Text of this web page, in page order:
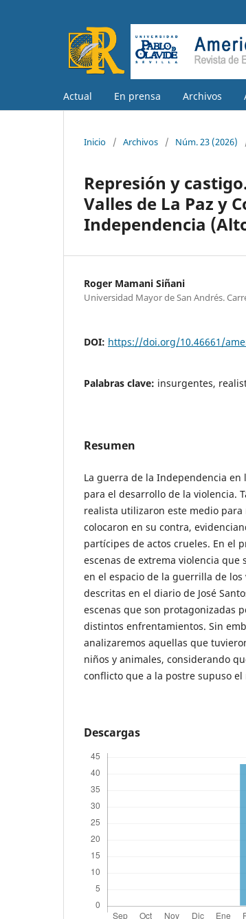
Actual En prensa Archivos
Inicio / Archivos / Núm. 23 (2026)
Represión y
Valles de La Paz y
Independencia
Roger Mamani Siñani
Universidad Mayor de San Andrés.
DOI: https://doi.org/10.46661/
Palabras clave: insurgentes,
Resumen
La guerra de la Independencia en
para el desarrollo de la violencia.
realista utilizaron este medio
colocaron en su contra,
partícipes de actos crueles. En el
escenas de extrema violencia
en el espacio de la guerrilla de los
descritas en el diario de José
escenas que son protagonizadas
distintos enfrentamientos. Sin
analizaremos aquellas que
niños y animales, considerando
conflicto que a la postre supuso
Descargas